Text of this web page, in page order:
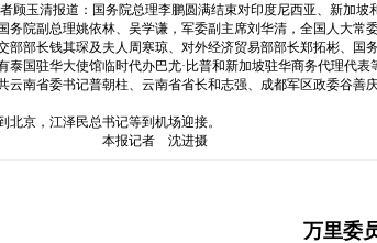
顾玉清报道：国务院总理李鹏圆满结束对印度尼西亚、新加
务院副总理姚依林、吴学谦，军委副主席刘华清，全国人大
部部长钱其琛及夫人周寒琼、对外经济贸易部部长郑拓彬、国
泰国驻华大使馆临时代办巴尤·比普和新加坡驻华商务代理代表
云南省委书记普朝柱、云南省省长和志强、成都军区政委谷善
北京，江泽民总书记等到机场迎接。
沈进摄
万里委